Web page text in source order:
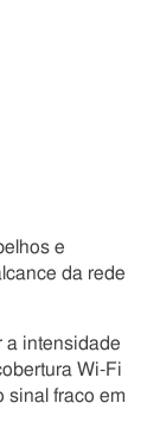
e
da rede
a intensidade
Wi-Fi
sinal fraco em